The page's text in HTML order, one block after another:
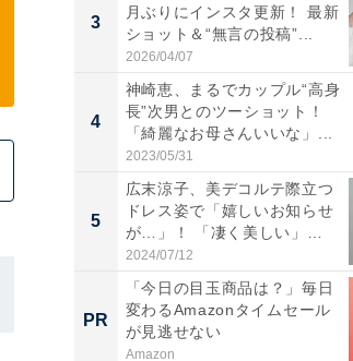
3
月ぶりにインスタ更新！ 最新
ショット＆“無言の投稿”...
2026/04/07
4
神崎恵、まるでカップル“高身
長”次男とのツーショット！
「綺麗なお母さんいいな」...
2023/05/31
5
広末涼子、美デコルテ際立つ
ドレス姿で「嬉しいお知らせ
が…」！ 「凄く美しい」
「透...
2024/07/12
PR
「今日の目玉商品は？」毎日
変わるAmazonタイムセール
が見逃せない
Amazon